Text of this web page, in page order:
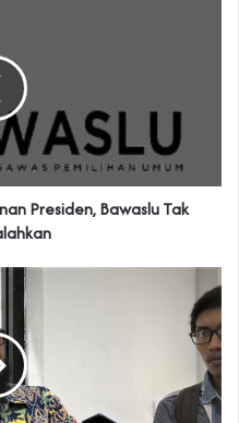
Presiden, Bawaslu Tak